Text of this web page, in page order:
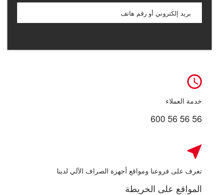
خدمة العملاء
600 56 56 56
تعرف على فروعنا ومواقع أجهزة الصراف الآلي لدينا
المواقع على الخريطة